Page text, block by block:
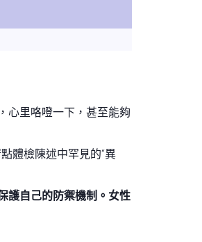
心里咯噔一下，甚至能夠
體檢陳述中罕見的“異
護自己的防禦機制。女性